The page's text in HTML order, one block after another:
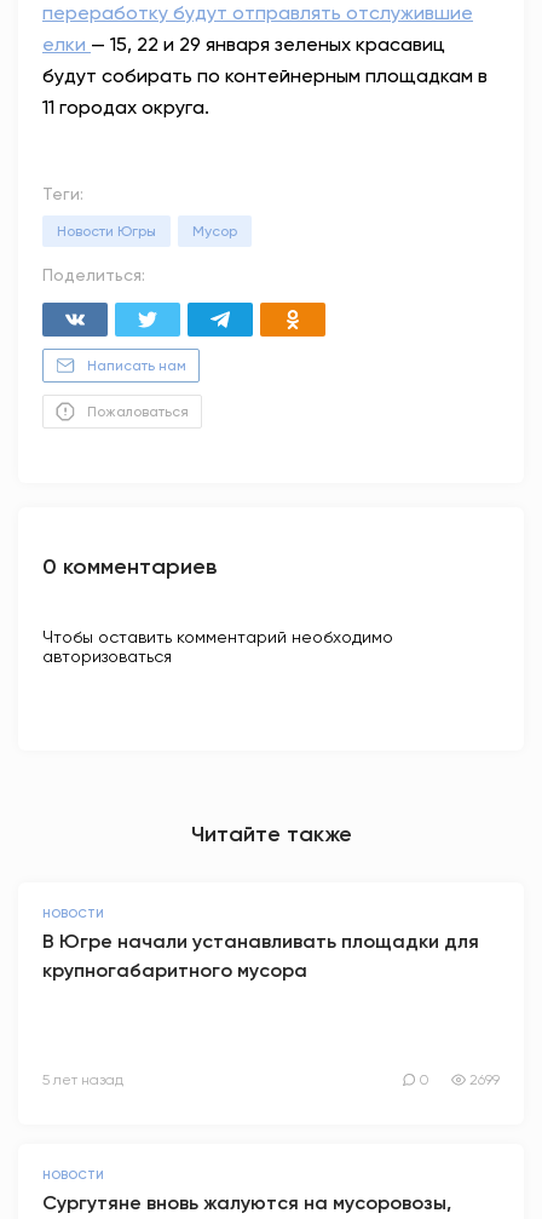
переработку будут отправлять отслужившие
елки — 15, 22 и 29 января зеленых красавиц
будут собирать по контейнерным площадкам в
11 городах округа.
Теги:
Новости Югры Мусор
Поделиться:
Написать нам
Пожаловаться
0 комментариев
Чтобы оставить комментарий необходимо
авторизоваться
Читайте также
НОВОСТИ
В Югре начали устанавливать площадки для
крупногабаритного мусора
5 лет назад 0 2699
НОВОСТИ
Сургутяне вновь жалуются на мусоровозы,